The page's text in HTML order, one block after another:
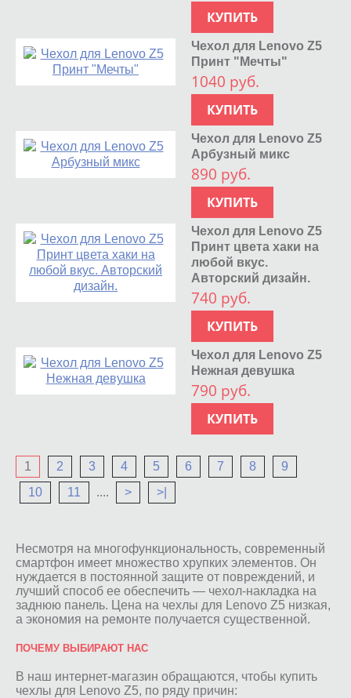
КУПИТЬ
Чехол для Lenovo Z5
Принт "Мечты"
1040 руб.
КУПИТЬ
Чехол для Lenovo Z5
Арбузный микс
890 руб.
КУПИТЬ
Чехол для Lenovo Z5
Принт цвета хаки на
любой вкус.
Авторский дизайн.
740 руб.
КУПИТЬ
Чехол для Lenovo Z5
Нежная девушка
790 руб.
КУПИТЬ
1 2 3 4 5 6 7 8
9
10
11 .... > >|
Несмотря на многофункциональность, современный
смартфон имеет множество хрупких элементов. Он
нуждается в постоянной защите от повреждений, и
лучший способ ее обеспечить — чехол-накладка на
заднюю панель. Цена на чехлы для Lenovo Z5 низкая,
а экономия на ремонте получается существенной.
ПОЧЕМУ ВЫБИРАЮТ НАС
В наш интернет-магазин обращаются, чтобы купить
чехлы для Lenovo Z5, по ряду причин: